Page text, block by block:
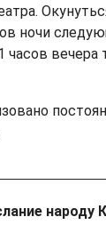
ночи
часов вечера
народу